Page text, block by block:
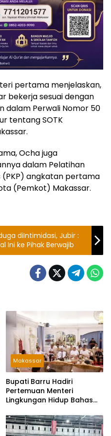
pertama menjelaskan,
bekerja sesuai dengan
dalam Perwali Nomor 50
tentang SOTK
Ocha juga
dalam Pelatihan
(PKP) angkatan pertama
(Pemkot) Makassar.
diIntimidasi, Jubir :
Ini ke Pihak Berwajib
Makassar
Bupati Barru Hadiri
Pertemuan Menteri
Lingkungan Hidup Bahas